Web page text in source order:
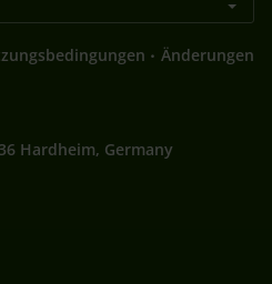
. Änderungen
Hardheim, Germany